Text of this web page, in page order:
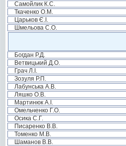
Самойлик К.С.
Ткаченко О.М.
Царьков Є.І.
Шмельова С.О.
Богдан Р.Д.
Ветвицький Д.О.
Грач Л.І.
Зозуля Р.П.
Лабунська А.В.
Ляшко О.В.
Мартинюк А.І.
Омельченко Г.О.
Осика С.Г.
Писаренко В.В.
Томенко М.В.
Шаманов В.В.